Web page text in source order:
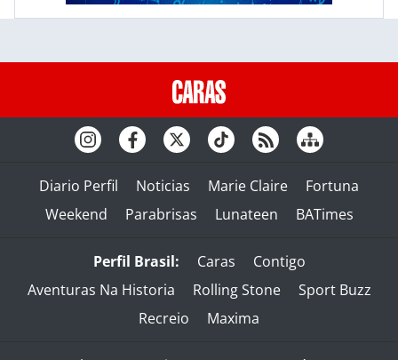
Diario Perfil Noticias Marie Claire
Fortuna
Weekend
Parabrisas Lunateen BATimes
Perfil Brasil: Caras
Contigo
Aventuras Na Historia
Rolling Stone
Sport Buzz
Recreio
Maxima